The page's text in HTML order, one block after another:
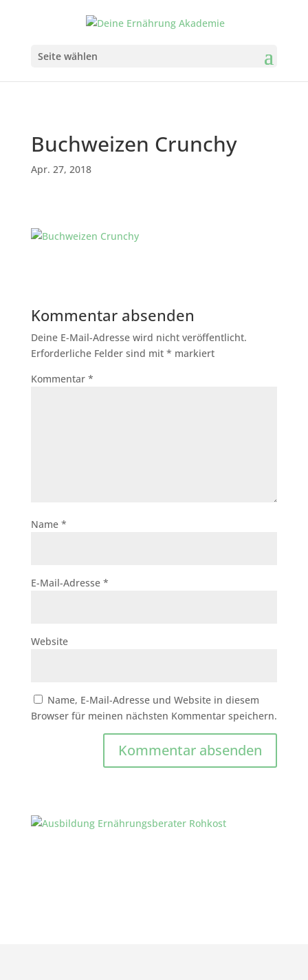
Seite wählen
Buchweizen Crunchy
Apr. 27, 2018
Kommentar absenden
Deine E-Mail-Adresse wird nicht veröffentlicht.
Erforderliche Felder sind mit * markiert
Kommentar *
Name *
E-Mail-Adresse *
Website
Name, E-Mail-Adresse und Website in diesem
Browser für meinen nächsten Kommentar speichern.